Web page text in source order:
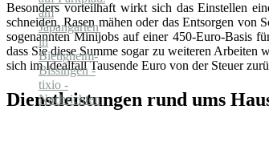
Besonders vorteilhaft wirkt sich das Einstellen
schneiden, Rasen mähen oder das Entsorgen von
sogenannten Minijobs auf einer 450-Euro-Basis
dass Sie diese Summe sogar zu weiteren Arbeiten
sich im Idealfall Tausende Euro von der Steuer
Dienstleistungen rund ums